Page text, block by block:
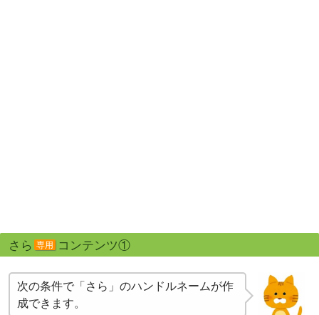
さら 専用 コンテンツ①
次の条件で「さら」のハンドルネームが作
成できます。